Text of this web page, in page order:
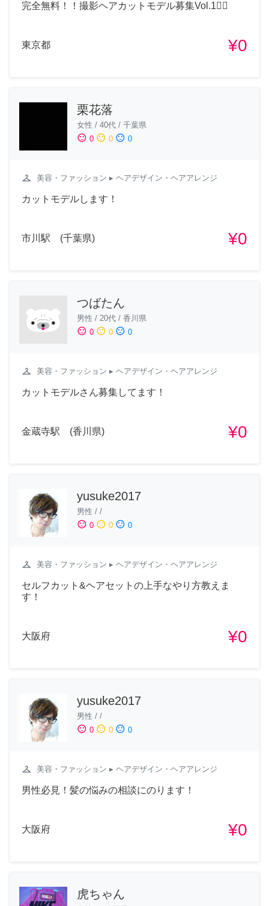
完全無料！！撮影ヘアカットモデル募集Vol.1💇‍♀️
東京都 ¥0
栗花落
女性 / 40代 / 千葉県
sentiment_satisfied 0 sentiment_neutral 0 sentiment_dissatisfied 0
checkroom 美容・ファッション ▸ ヘアデザイン・ヘアアレンジ
カットモデルします！
市川駅 (千葉県) ¥0
つばたん
男性 / 20代 / 香川県
sentiment_satisfied 0 sentiment_neutral 0 sentiment_dissatisfied 0
checkroom 美容・ファッション ▸ ヘアデザイン・ヘアアレンジ
カットモデルさん募集してます！
金蔵寺駅 (香川県) ¥0
yusuke2017
男性 / /
sentiment_satisfied 0 sentiment_neutral 0 sentiment_dissatisfied 0
checkroom 美容・ファッション ▸ ヘアデザイン・ヘアアレンジ
セルフカット&ヘアセットの上手なやり方教えま
す！
大阪府 ¥0
yusuke2017
男性 / /
sentiment_satisfied 0 sentiment_neutral 0 sentiment_dissatisfied 0
checkroom 美容・ファッション ▸ ヘアデザイン・ヘアアレンジ
男性必見！髪の悩みの相談にのります！
大阪府 ¥0
虎ちゃん